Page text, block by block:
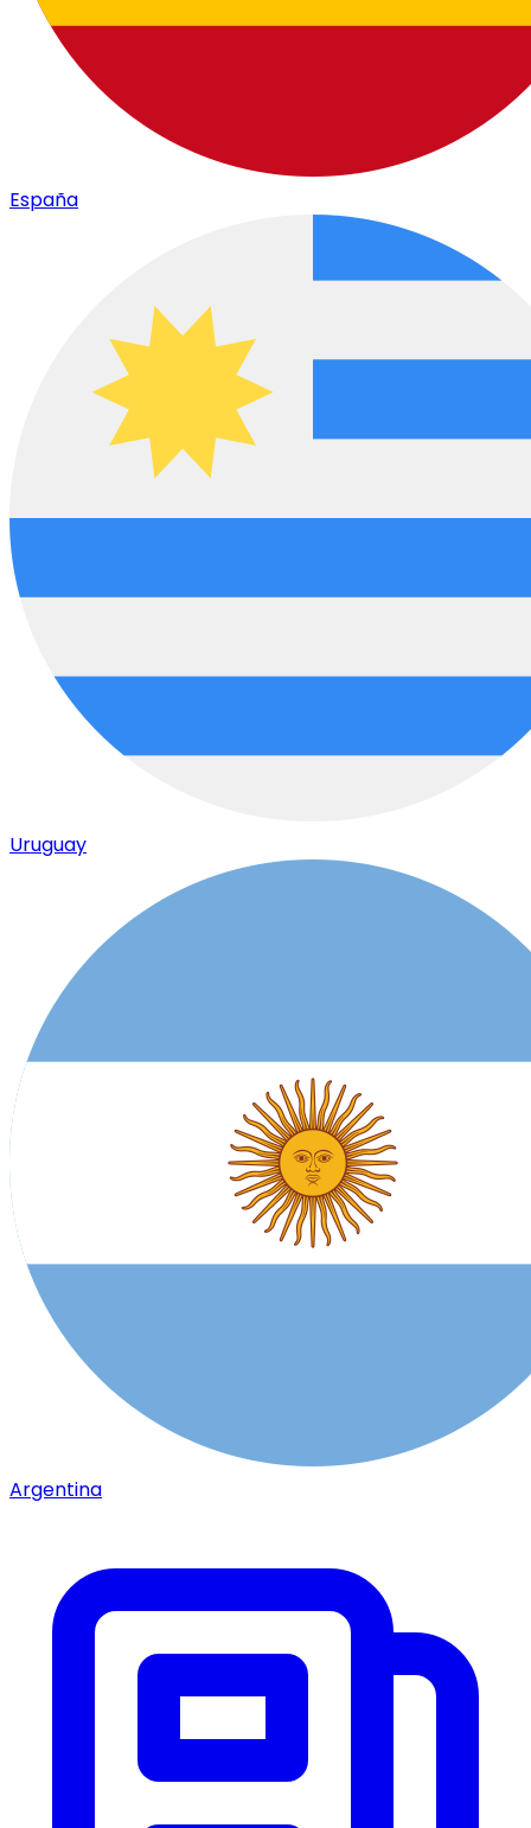
España
Uruguay
Argentina